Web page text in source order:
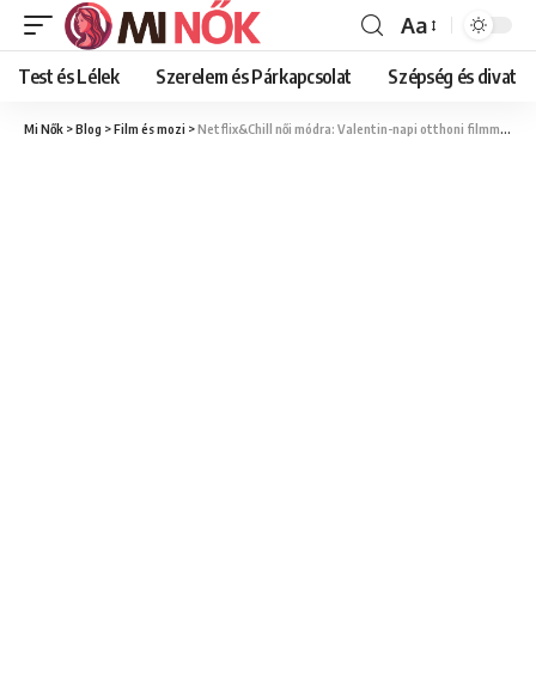
Font
Resizer
Aa
Test és Lélek Szerelem és Párkapcsolat Szépség és divat
Mi Nők >Blog >Film és mozi >Netflix&Chill női módra: Valentin-napi otthoni filmmaraton ötletek